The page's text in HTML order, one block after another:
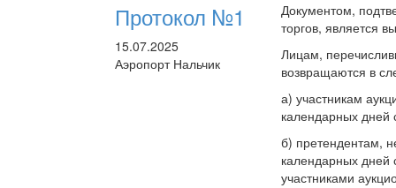
Протокол №1
15.07.2025
Аэропорт Нальчик
Документом,
торгов, является
Лицам,
возвращаются в
а) участникам
календарных дней
б) претендентам,
календарных дней
участниками